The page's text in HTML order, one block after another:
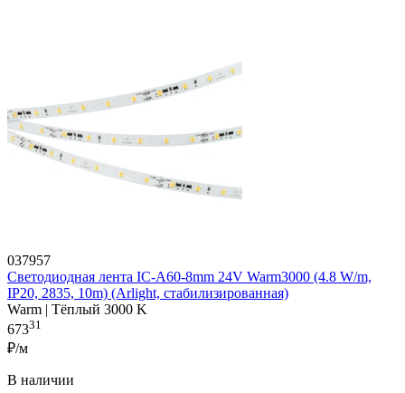
037957
Светодиодная лента IC-A60-8mm 24V Warm3000 (4.8 W/m,
IP20, 2835, 10m) (Arlight, стабилизированная)
Warm | Тёплый 3000 K
67331
₽/м
В наличии